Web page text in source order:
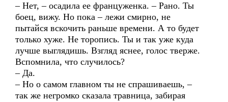
– Нет, – осадила ее француженка. – Рано. Ты
боец, вижу. Но пока – лежи смирно, не
пытайся вскочить раньше времени. А то будет
только хуже. Не торопись. Ты и так уже куда
лучше выглядишь. Взгляд яснее, голос тверже.
Вспомнила, что случилось?
– Да.
– Но о самом главном ты не спрашиваешь, –
так же негромко сказала травница, забирая